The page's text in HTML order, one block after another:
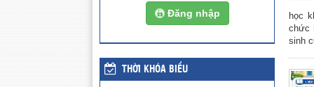
học
chức
sinh
Đăng nhập
THỜI KHÓA BIỂU